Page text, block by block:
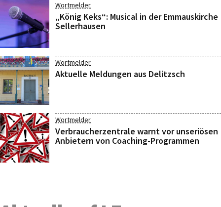
Wortmelder
„König Keks“: Musical in der Emmauskirche
Sellerhausen
Wortmelder
Aktuelle Meldungen aus Delitzsch
Wortmelder
Verbraucherzentrale warnt vor unseriösen
Anbietern von Coaching-Programmen